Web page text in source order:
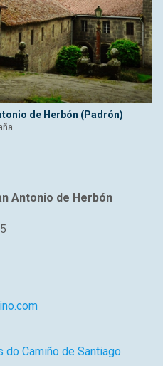
de Herbón (Padrón)
Antonio de Herbón
do Camiño de Santiago